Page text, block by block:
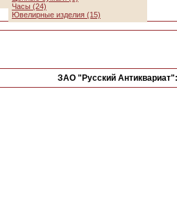
Часы (24)
Ювелирные изделия (15)
ЗАО "Русский Антиквариат":